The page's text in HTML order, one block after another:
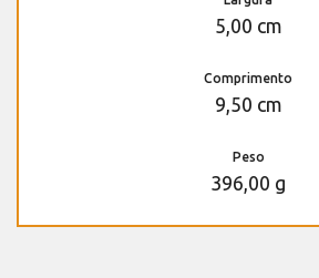
5,00 cm
Comprimento
9,50 cm
Peso
396,00 g